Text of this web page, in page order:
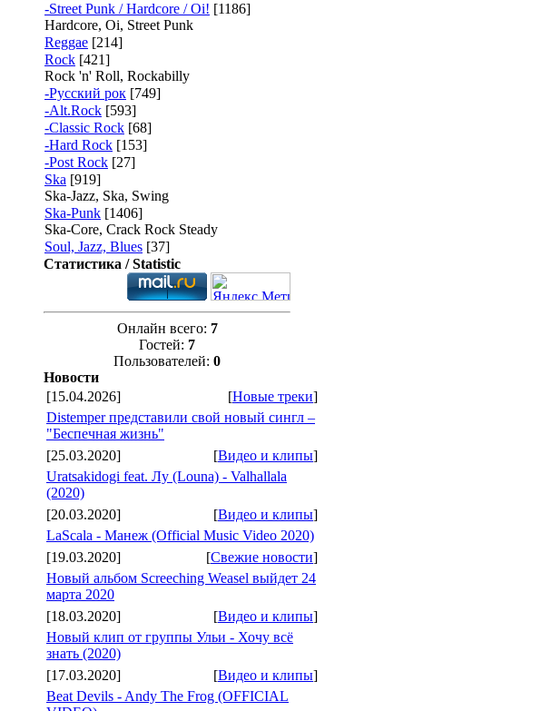
-Street Punk / Hardcore / Oi! [1186]
Hardcore, Oi, Street Punk
Reggae [214]
Rock [421]
Rock 'n' Roll, Rockabilly
-Русский рок [749]
-Alt.Rock [593]
-Classic Rock [68]
-Hard Rock [153]
-Post Rock [27]
Ska [919]
Ska-Jazz, Ska, Swing
Ska-Punk [1406]
Ska-Core, Crack Rock Steady
Soul, Jazz, Blues [37]
Статистика / Statistic
Онлайн всего: 7
Гостей: 7
Пользователей: 0
Новости
[15.04.2026]
[Новые треки]
Distemper представили свой новый сингл –
"Беспечная жизнь"
[25.03.2020]
[Видео и клипы]
Uratsakidogi feat. Лу (Louna) - Valhallala
(2020)
[20.03.2020]
[Видео и клипы]
LaScala - Манеж (Official Music Video 2020)
[19.03.2020]
[Свежие новости]
Новый альбом Screeching Weasel выйдет 24
марта 2020
[18.03.2020]
[Видео и клипы]
Новый клип от группы Ульи - Хочу всё
знать (2020)
[17.03.2020]
[Видео и клипы]
Beat Devils - Andy The Frog (OFFICIAL